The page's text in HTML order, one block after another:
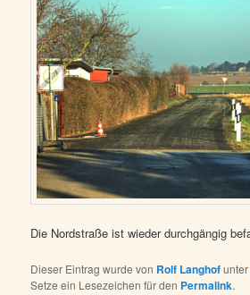
Die Nordstraße ist wieder durchgängig
Dieser Eintrag wurde von Rolf Langhof
Setze ein Lesezeichen für den Permalink.